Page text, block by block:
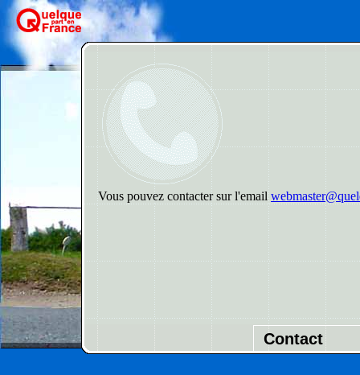
Vous pouvez contacter sur l'email
Contact